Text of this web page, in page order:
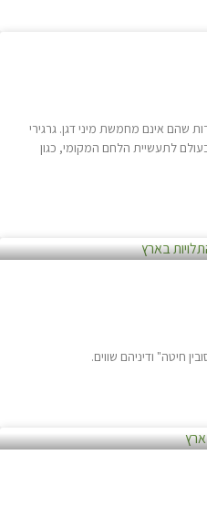
שהם אינם מחמשת מיני דגן. גרגירי
לתעשיית הלחם המקומי, כגון
חיטה" ודיניהם שווים.